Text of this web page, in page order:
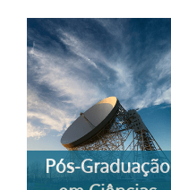
Pós-Graduação